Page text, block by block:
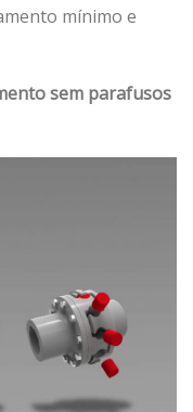
mínimo e
sem parafusos